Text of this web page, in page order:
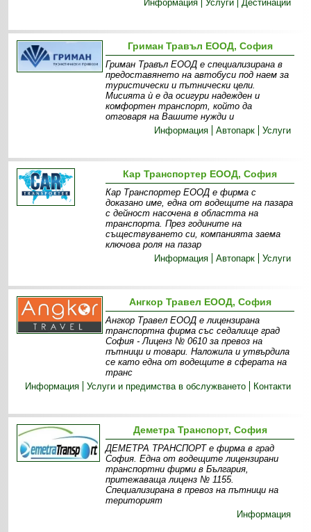
Информация
Услуги Дестинации
Гриман Травъл ЕООД, София
Гриман Травъл ЕООД е специализирана в
предоставянето на автобуси под наем за
туристически и пътнически цели.
Мисията ѝ е да осигури надежден и
комфортен транспорт, който да
отговаря на Вашите нужди и
Информация
Автопарк Услуги
Кар Транспортер ЕООД, София
Кар Транспортер ЕООД е фирма с
доказано име, една от водещите на пазара
с дейност насочена в областта на
транспорта. През годините на
съществуването си, компанията заема
ключова роля на пазар
Информация
Автопарк Услуги
Ангкор Травел ЕООД, София
Ангкор Травел ЕООД е лицензирана
транспортна фирма със седалище град
София - Лиценз № 0610 за превоз на
пътници и товари. Наложила и утвърдила
се като една от водещите в сферата на
транс
Информация
Услуги и предимства в обслужването Контакти
Деметра Транспорт, София
ДЕМЕТРА ТРАНСПОРТ е фирма в град
София. Една от водещите лицензирани
транспортни фирми в България,
притежаваща лиценз № 1155.
Специализирана в превоз на пътници на
територият
Информация